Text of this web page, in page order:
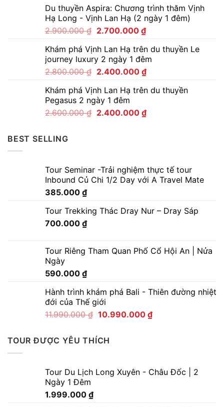
Du thuyền Aspira: Chương trình thăm Vịnh
Hạ Long - Vịnh Lan Hạ (2 ngày 1 đêm)
2.900.000₫ 2.700.000 ₫
Khám phá Vịnh Lan Hạ trên du thuyền Le
journey luxury 2 ngày 1 đêm
2.800.000₫ 2.400.000 ₫
Khám phá Vịnh Lan Hạ trên du thuyền
Pegasus 2 ngày 1 đêm
2.600.000₫ 2.400.000 ₫
BEST SELLING
Tour Seminar -Trải nghiệm thực tế tour
Inbound Củ Chi 1/2 Day với A Travel Mate
385.000 ₫
Tour Trekking Thác Dray Nur – Dray Sáp
700.000 ₫
Tour Riêng Tham Quan Phố Cổ Hội An | Nửa
Ngày
590.000 ₫
Hành trình khám phá Bali - Thiên đường nhiệt
đới của Thế giới
11.990.000₫ 10.990.000 ₫
TOUR ĐƯỢC YÊU THÍCH
Tour Du Lịch Long Xuyên - Châu Đốc | 2
Ngày 1 Đêm
1.999.000 ₫